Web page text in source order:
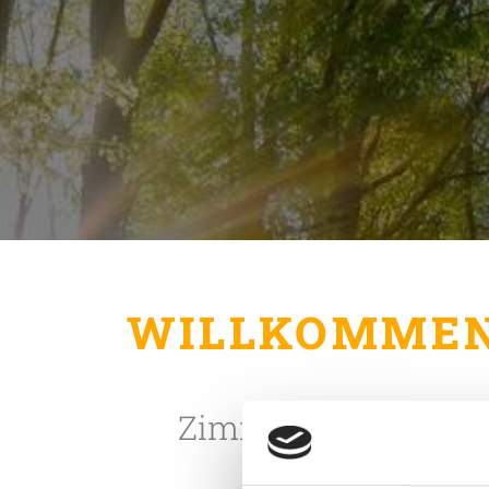
Zimmerarbeiten